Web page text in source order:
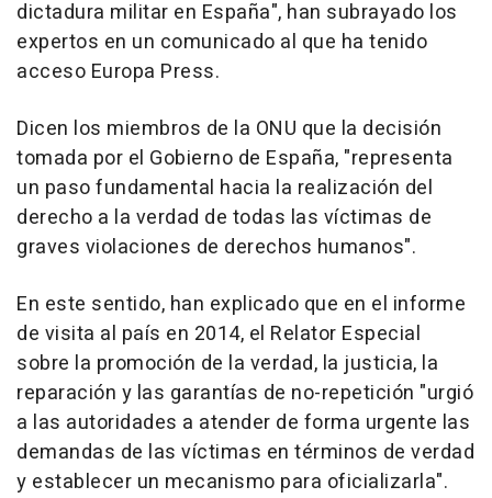
dictadura militar en España", han subrayado los
expertos en un comunicado al que ha tenido
acceso Europa Press.
Dicen los miembros de la ONU que la decisión
tomada por el Gobierno de España, "representa
un paso fundamental hacia la realización del
derecho a la verdad de todas las víctimas de
graves violaciones de derechos humanos".
En este sentido, han explicado que en el informe
de visita al país en 2014, el Relator Especial
sobre la promoción de la verdad, la justicia, la
reparación y las garantías de no-repetición "urgió
a las autoridades a atender de forma urgente las
demandas de las víctimas en términos de verdad
y establecer un mecanismo para oficializarla".